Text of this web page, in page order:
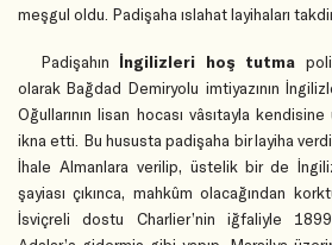
meşgul oldu. Padişaha ıslahat layihaları
Padişahın İngilizleri hoş tutma
olarak Bağdad Demiryolu imtiyazının
Oğullarının lisan hocası vâsıtayla
ikna etti. Bu hususta padişaha bir layiha
İhale Almanlara verilip, üstelik bir de
şayiası çıkınca, mahkûm olacağından
İsviçreli dostu Charlier’nin iğfaliyle